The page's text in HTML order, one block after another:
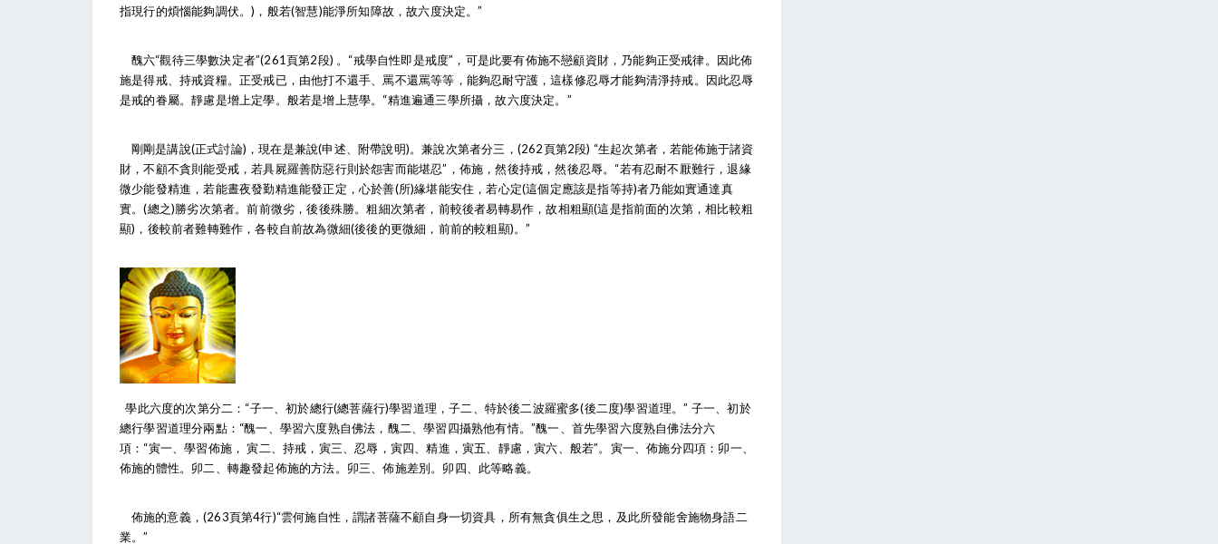
指現行的煩惱能夠調伏。)，般若(智慧)能淨所知障故，故六度決定。”
醜六“觀待三學數決定者”(261頁第2段) 。“戒學自性即是戒度”，可是此要有佈施不戀顧資財，乃能夠正受戒律。因此佈
施是得戒、持戒資糧。正受戒已，由他打不還手、罵不還罵等等，能夠忍耐守護，這樣修忍辱才能夠清淨持戒。因此忍辱
是戒的眷屬。靜慮是增上定學。般若是增上慧學。“精進遍通三學所攝，故六度決定。”
剛剛是講說(正式討論)，現在是兼說(申述、附帶說明)。兼說次第者分三，(262頁第2段) “生起次第者，若能佈施于諸資
財，不顧不貪則能受戒，若具屍羅善防惡行則於怨害而能堪忍”，佈施，然後持戒，然後忍辱。“若有忍耐不厭難行，退緣
微少能發精進，若能晝夜發勤精進能發正定，心於善(所)緣堪能安住，若心定(這個定應該是指等持)者乃能如實通達真
實。(總之)勝劣次第者。前前微劣，後後殊勝。粗細次第者，前較後者易轉易作，故相粗顯(這是指前面的次第，相比較粗
顯)，後較前者難轉難作，各較自前故為微細(後後的更微細，前前的較粗顯)。”
學此六度的次第分二：“子一、初於總行(總菩薩行)學習道理，子二、特於後二波羅蜜多(後二度)學習道理。” 子一、初於
總行學習道理分兩點：“醜一、學習六度熟自佛法，醜二、學習四攝熟他有情。”醜一、首先學習六度熟自佛法分六
項：“寅一、學習佈施， 寅二、持戒，寅三、忍辱，寅四、精進，寅五、靜慮，寅六、般若”。寅一、佈施分四項：卯一、
佈施的體性。卯二、轉趣發起佈施的方法。卯三、佈施差別。卯四、此等略義。
佈施的意義，(263頁第4行)“雲何施自性，謂諸菩薩不顧自身一切資具，所有無貪俱生之思，及此所發能舍施物身語二
業。”